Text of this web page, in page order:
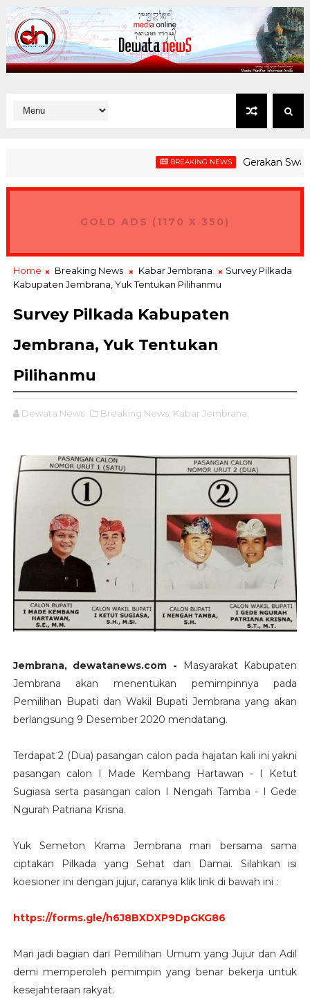
BREAKING NEWS Gerakan
GOLD ADS (1170 X 350)
Home Breaking News Kabar Jembrana
Survey Pilkada
Kabupaten Jembrana, Yuk Tentukan Pilihanmu
Survey Pilkada Kabupaten
Jembrana, Yuk Tentukan
Pilihanmu
Dewata News Breaking News, Kabar Jembrana,
Jembrana, dewatanews.com -
Masyarakat Kabupaten
Jembrana akan menentukan pemimpinnya pada
Pemilihan Bupati dan Wakil Bupati Jembrana yang akan
berlangsung 9 Desember 2020 mendatang.
Terdapat 2 (Dua) pasangan calon pada hajatan kali ini yakni
pasangan calon I Made Kembang Hartawan - I Ketut
Sugiasa serta pasangan calon I Nengah Tamba - I Gede
Ngurah Patriana Krisna.
Yuk Semeton Krama Jembrana mari bersama sama
ciptakan Pilkada yang Sehat dan Damai. Silahkan isi
koesioner ini dengan jujur, caranya klik link di bawah ini :
https://forms.gle/h6J8BXDXP9DpGKG86
Mari jadi bagian dari Pemilihan Umum yang Jujur dan Adil
demi memperoleh pemimpin yang benar bekerja untuk
kesejahteraan rakyat.